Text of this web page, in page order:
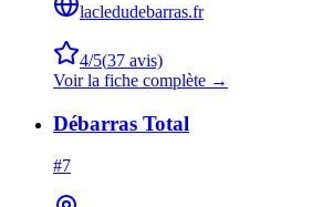
lacledudebarras.fr
4/5(37 avis)
Voir la fiche complète →
Débarras Total
#7